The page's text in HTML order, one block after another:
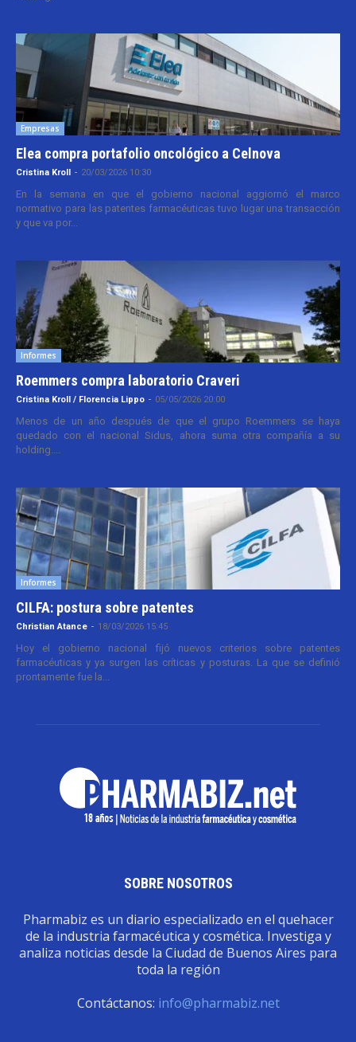
Empresas
Elea compra portafolio oncológico a Celnova
Cristina Kroll - 20/03/2026 10:30
En la semana en que el gobierno nacional aggiornó el marco
normativo para las patentes farmacéuticas tuvo lugar una transacción
y que va por...
Informes
Roemmers compra laboratorio Craveri
Cristina Kroll / Florencia Lippo - 05/05/2026 20:00
Menos de un año después de que el grupo Roemmers se haya
quedado con el nacional Sidus, ahora suma otra compañía a su
holding....
Informes
CILFA: postura sobre patentes
Christian Atance - 18/03/2026 15:45
Hoy el gobierno nacional fijó nuevos criterios sobre patentes
farmacéuticas y ya surgen las críticas y posturas. La que se definió
prontamente fue la...
SOBRE NOSOTROS
Pharmabiz es un diario especializado en el quehacer
de la industria farmacéutica y cosmética. Investiga y
analiza noticias desde la Ciudad de Buenos Aires para
toda la región
Contáctanos: info@pharmabiz.net